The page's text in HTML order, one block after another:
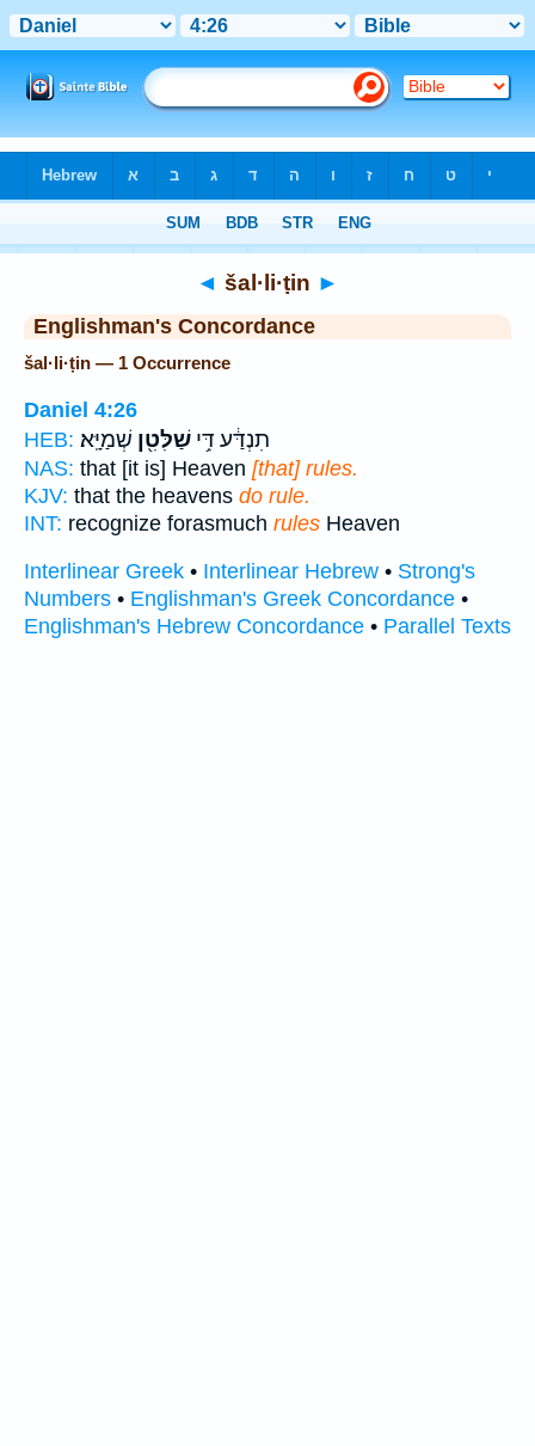
◄ šal·li·ṭin ►
Englishman's Concordance
šal·li·ṭin — 1 Occurrence
Daniel 4:26
HEB:
תִנְדַּ֔ע דִּ֥י שַׁלִּטִ֖ן שְׁמַיָּֽא׃
NAS: that [it is] Heaven [that] rules.
KJV: that the heavens do rule.
INT: recognize forasmuch rules Heaven
Interlinear Greek • Interlinear Hebrew • Strong's
Numbers • Englishman's Greek Concordance •
Englishman's Hebrew Concordance • Parallel Texts